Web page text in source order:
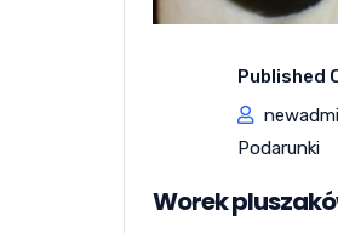
Published
Podarunki
Worek